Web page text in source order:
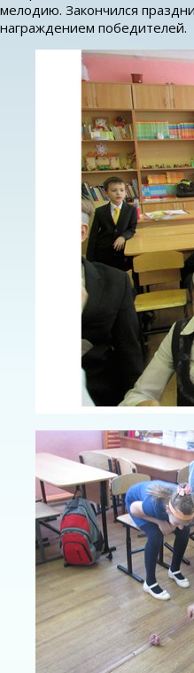
мелодию. Закончился
награждением победителей.